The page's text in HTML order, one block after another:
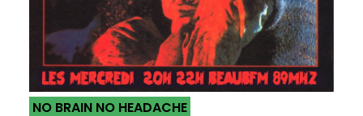
NO BRAIN NO HEADACHE